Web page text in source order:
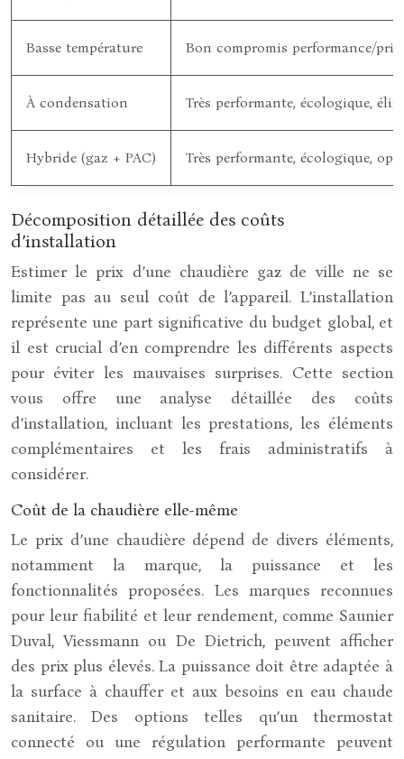
Basse température Bon compromis performance/prix
À condensation Très performante, écologique,
Hybride (gaz + PAC) Très performante, écologique,
Décomposition détaillée des coûts
d’installation
Estimer le prix d’une chaudière gaz de ville ne se
limite pas au seul coût de l’appareil. L’installation
représente une part significative du budget global, et
il est crucial d’en comprendre les différents aspects
pour éviter les mauvaises surprises. Cette section
vous offre une analyse détaillée des coûts
d’installation, incluant les prestations, les éléments
complémentaires et les frais administratifs à
considérer.
Coût de la chaudière elle-même
Le prix d’une chaudière dépend de divers éléments,
notamment la marque, la puissance et les
fonctionnalités proposées. Les marques reconnues
pour leur fiabilité et leur rendement, comme Saunier
Duval, Viessmann ou De Dietrich, peuvent afficher
des prix plus élevés. La puissance doit être adaptée à
la surface à chauffer et aux besoins en eau chaude
sanitaire. Des options telles qu’un thermostat
connecté ou une régulation performante peuvent